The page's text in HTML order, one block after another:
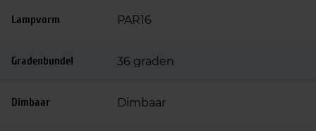
Lampvorm PAR16
Gradenbundel 36 graden
Dimbaar Dimbaar